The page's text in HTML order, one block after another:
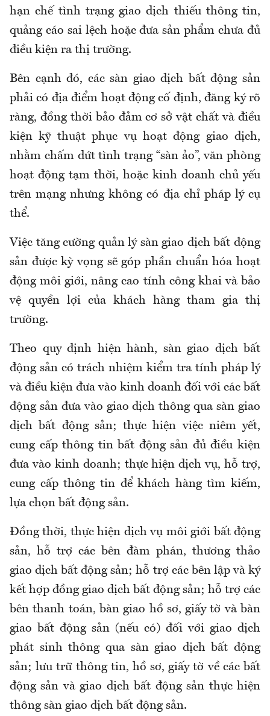
hạn chế tình trạng giao dịch thiếu thông tin,
quảng cáo sai lệch hoặc đưa sản phẩm chưa đủ
điều kiện ra thị trường.
Bên cạnh đó, các sàn giao dịch bất động sản
phải có địa điểm hoạt động cố định, đăng ký rõ
ràng, đồng thời bảo đảm cơ sở vật chất và điều
kiện kỹ thuật phục vụ hoạt động giao dịch,
nhằm chấm dứt tình trạng “sàn ảo”, văn phòng
hoạt động tạm thời, hoặc kinh doanh chủ yếu
trên mạng nhưng không có địa chỉ pháp lý cụ
thể.
Việc tăng cường quản lý sàn giao dịch bất động
sản được kỳ vọng sẽ góp phần chuẩn hóa hoạt
động môi giới, nâng cao tính công khai và bảo
vệ quyền lợi của khách hàng tham gia thị
trường.
Theo quy định hiện hành, sàn giao dịch bất
động sản có trách nhiệm kiểm tra tính pháp lý
và điều kiện đưa vào kinh doanh đối với các bất
động sản đưa vào giao dịch thông qua sàn giao
dịch bất động sản; thực hiện việc niêm yết,
cung cấp thông tin bất động sản đủ điều kiện
đưa vào kinh doanh; thực hiện dịch vụ, hỗ trợ,
cung cấp thông tin để khách hàng tìm kiếm,
lựa chọn bất động sản.
Đồng thời, thực hiện dịch vụ môi giới bất động
sản, hỗ trợ các bên đàm phán, thương thảo
giao dịch bất động sản; hỗ trợ các bên lập và ký
kết hợp đồng giao dịch bất động sản; hỗ trợ các
bên thanh toán, bàn giao hồ sơ, giấy tờ và bàn
giao bất động sản (nếu có) đối với giao dịch
phát sinh thông qua sàn giao dịch bất động
sản; lưu trữ thông tin, hồ sơ, giấy tờ về các bất
động sản và giao dịch bất động sản thực hiện
thông sàn giao dịch bất động sản.